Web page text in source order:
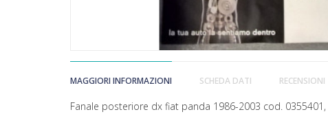
MAGGIORI INFORMAZIONI SCHEDA DATI RECENSIONI
Fanale posteriore dx fiat panda 1986-2003 cod.